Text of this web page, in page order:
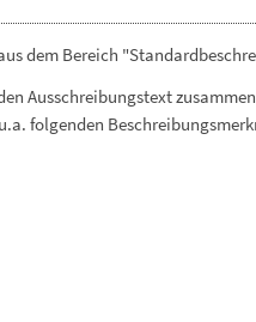
dem Bereich
Ausschreibungstext
folgenden